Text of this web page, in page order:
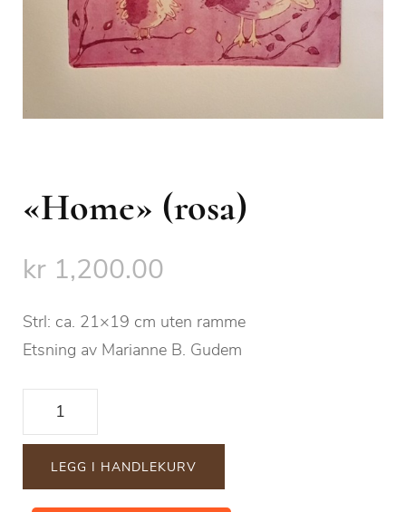
«Home» (rosa)
kr 1,200.00
Strl: ca. 21×19 cm uten ramme
Etsning av Marianne B. Gudem
"Home"
(rosa)
antallLEGG I HANDLEKURV